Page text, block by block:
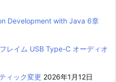
Development with Java 6章
レイム USB Type-C オーディオ
ィック変更 2026年1月12日